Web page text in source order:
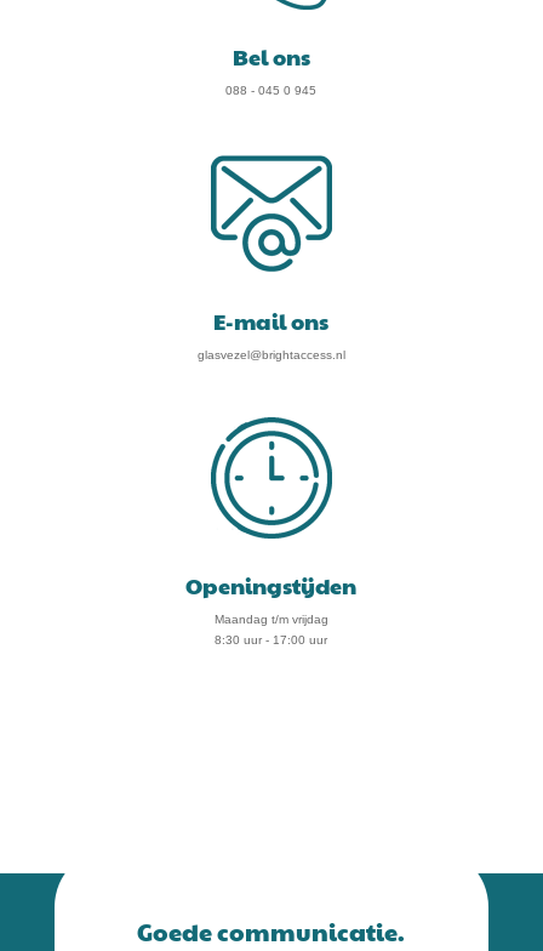
Bel ons
088 - 045 0 945
E-mail ons
glasvezel@brightaccess.nl
Openingstijden
Maandag t/m vrijdag
8:30 uur - 17:00 uur
Goede communicatie.